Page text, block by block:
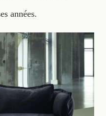
années.